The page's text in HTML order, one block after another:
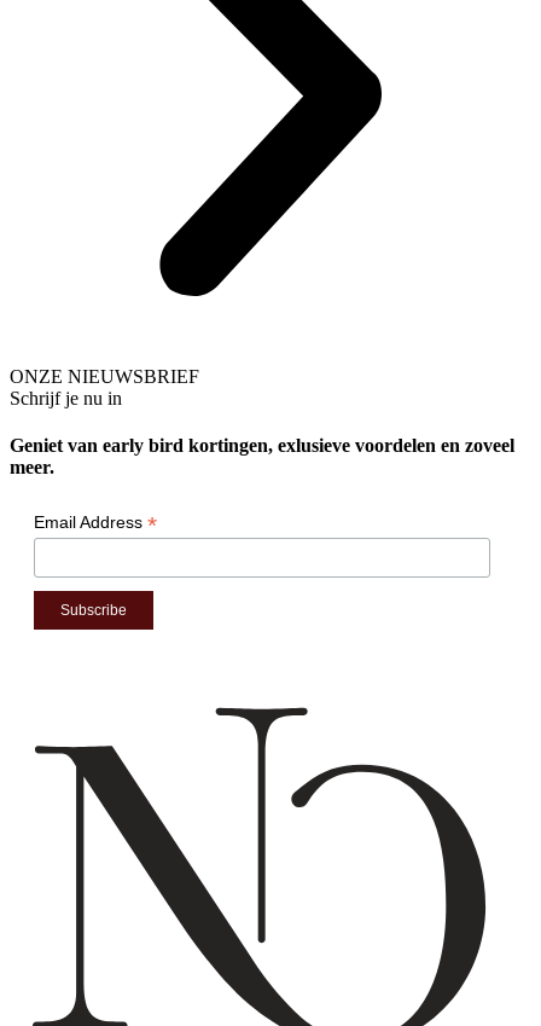
ONZE NIEUWSBRIEF
Schrijf je nu in
Geniet van early bird kortingen, exlusieve voordelen en zoveel
meer.
Email Address *